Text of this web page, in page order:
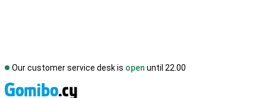
Our customer service desk is open until 22.00